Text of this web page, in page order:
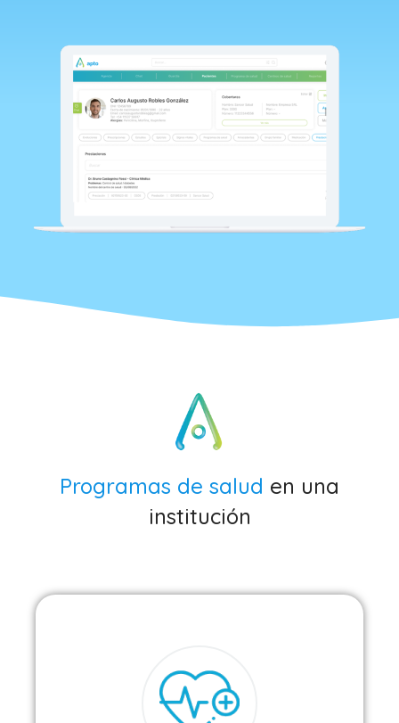
Programas de salud en una
institución